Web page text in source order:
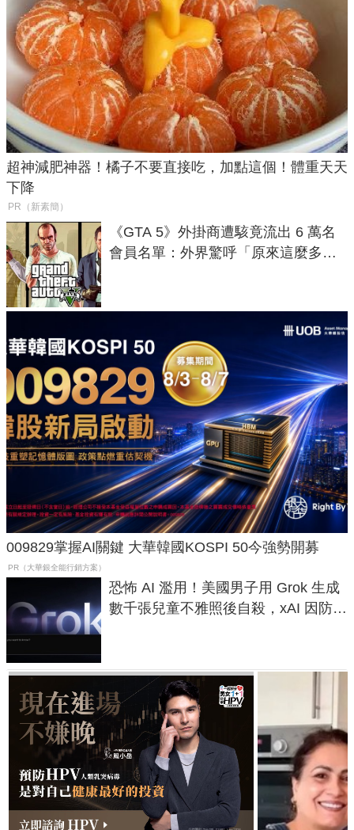
超神減肥神器！橘子不要直接吃，加點這個！體重天天
下降
PR（新素簡）
《GTA 5》外掛商遭駭竟流出 6 萬名
會員名單：外界驚呼「原來這麼多人
009829掌握AI關鍵 大華韓國KOSPI 50今強勢開募
PR（大華銀全能行銷方案）
恐怖 AI 濫用！美國男子用 Grok 生成
數千張兒童不雅照後自殺，xAI 因防護